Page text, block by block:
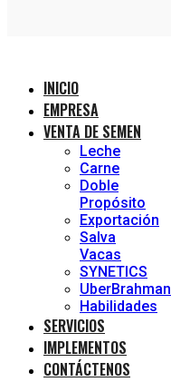
INICIO
EMPRESA
VENTA DE SEMEN
Leche
Carne
Doble
Propósito
Exportación
Salva
Vacas
SYNETICS
UberBrahman
Habilidades
SERVICIOS
IMPLEMENTOS
CONTÁCTENOS